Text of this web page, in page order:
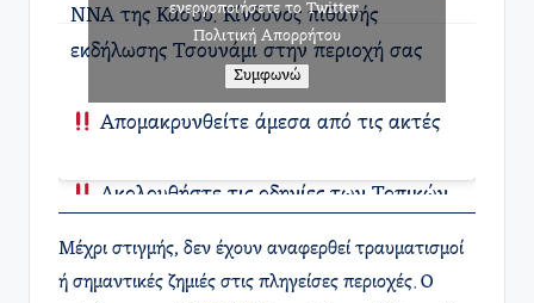
ΝΝΑ της Κάσου. Κίνδυνος πιθανής
εκδήλωσης Τσουνάμι στην περιοχή σας
Απομακρυνθείτε άμεσα από τις ακτές
Ακολουθήστε τις οδηγίες των Τοπικών
@hellenicpolice
ενεργοποιήσετε το Twitter.
Πολιτική Απορρήτου
Συμφωνώ
Μέχρι στιγμής, δεν έχουν αναφερθεί τραυματισμοί
ή σημαντικές ζημιές στις πληγείσες περιοχές. Ο